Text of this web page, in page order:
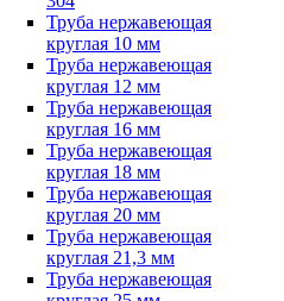
Труба нержавеющая
круглая 10 мм
Труба нержавеющая
круглая 12 мм
Труба нержавеющая
круглая 16 мм
Труба нержавеющая
круглая 18 мм
Труба нержавеющая
круглая 20 мм
Труба нержавеющая
круглая 21,3 мм
Труба нержавеющая